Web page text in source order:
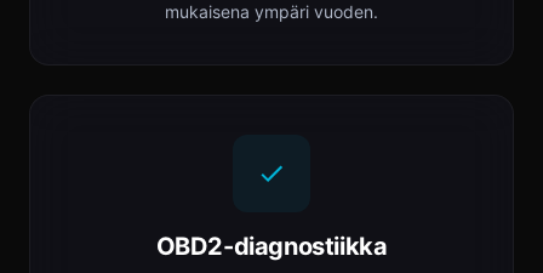
mukaisena ympäri vuoden.
OBD2-diagnostiikka